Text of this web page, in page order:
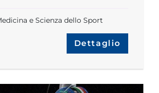
e Scienza dello Sport
Dettaglio